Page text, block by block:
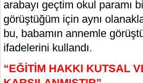
arabayı geçtim okul paramı
görüştüğüm için aynı
bu, babamın annemle
ifadelerini kullandı.
“EĞİTİM HAKKI KUTSAL